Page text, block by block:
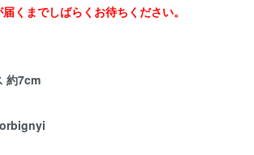
くまでしばらくお待ちください。
約7cm